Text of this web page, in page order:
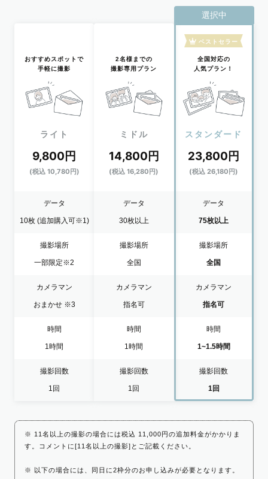
おすすめスポットで
手軽に撮影
ライト
9,800円
(税込 10,780円)
データ
10枚 (追加購入可※1)
撮影場所
一部限定※2
カメラマン
おまかせ ※3
時間
1時間
撮影回数
1回
2名様までの
撮影専用プラン
ミドル
14,800円
(税込 16,280円)
データ
30枚以上
撮影場所
全国
カメラマン
指名可
時間
1時間
撮影回数
1回
選択中
ベストセラー
全国対応の
人気プラン！
スタンダード
23,800円
(税込 26,180円)
データ
75枚以上
撮影場所
全国
カメラマン
指名可
時間
1~1.5時間
撮影回数
1回
※ 11名以上の撮影の場合には税込 11,000円の追加料金がかかりま
す。コメントに[11名以上の撮影]とご記載ください。
※ 以下の場合には、同日に2枠分のお申し込みが必要となります。